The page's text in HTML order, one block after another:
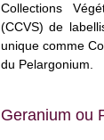
Collections
(CCVS) de
unique comme
du Pelargonium.
Geranium ou